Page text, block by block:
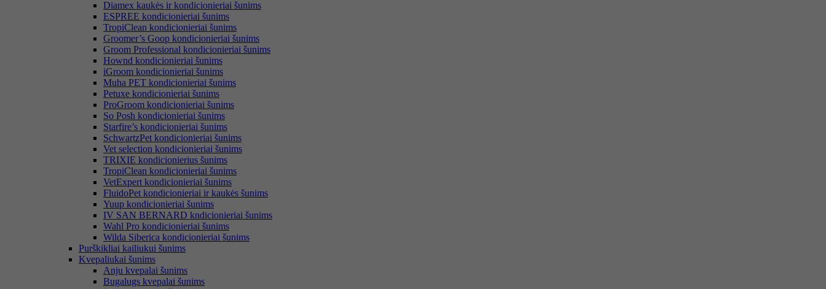
Diamex kaukės ir kondicionieriai šunims
ESPREE kondicionieriai šunims
TropiClean kondicionieriai šunims
Groomer’s Goop kondicionieriai šunims
Groom Professional kondicionieriai šunims
Hownd kondicionieriai šunims
iGroom kondicionieriai šunims
Muha PET kondicionieriai šunims
Petuxe kondicionieriai šunims
ProGroom kondicionieriai šunims
So Posh kondicionieriai šunims
Starfire’s kondicionieriai šunims
SchwartzPet kondicionieriai šunims
Vet selection kondicionieriai šunims
TRIXIE kondicionierius šunims
TropiClean kondicionieriai šunims
VetExpert kondicionieriai šunims
FluidoPet kondicionieriai ir kaukės šunims
Yuup kondicionieriai šunims
IV SAN BERNARD kndicionieriai šunims
Wahl Pro kondicionieriai šunims
Wilda Siberica kondicionieriai šunims
Purškikliai kailiukui šunims
Kvepaliukai šunims
Anju kvepalai šunims
Bugalugs kvepalai šunims